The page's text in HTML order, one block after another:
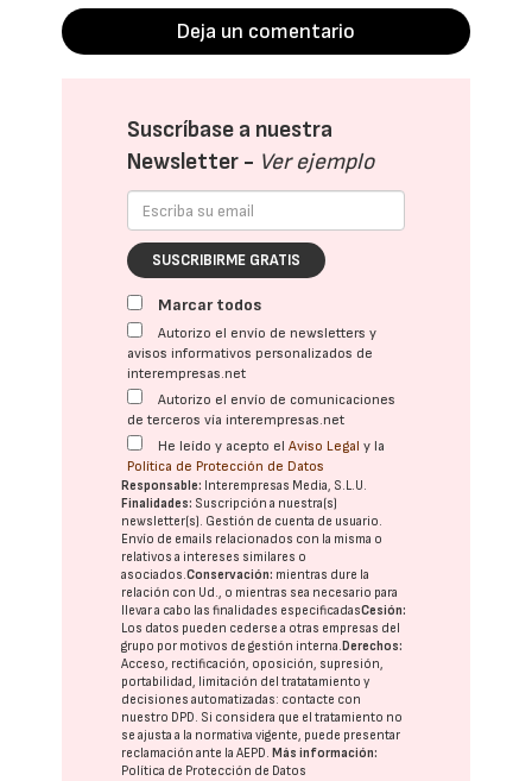
Deja un comentario
Suscríbase a nuestra
Newsletter - Ver ejemplo
SUSCRIBIRME GRATIS
Marcar todos
Autorizo el envío de newsletters y
avisos informativos personalizados de
interempresas.net
Autorizo el envío de comunicaciones
de terceros vía interempresas.net
He leído y acepto elAviso Legal y la
Política de Protección de Datos
Responsable: Interempresas Media, S.L.U.
Finalidades: Suscripción a nuestra(s)
newsletter(s). Gestión de cuenta de usuario.
Envío de emails relacionados con la misma o
relativos a intereses similares o
asociados.Conservación: mientras dure la
relación con Ud., o mientras sea necesario para
llevar a cabo las finalidades especificadasCesión:
Los datos pueden cederse a otras empresas del
grupo por motivos de gestión interna. Derechos:
Acceso, rectificación, oposición, supresión,
portabilidad, limitación del tratatamiento y
decisiones automatizadas: contacte con
nuestro DPD. Si considera que el tratamiento no
se ajusta a la normativa vigente, puede presentar
reclamación ante laAEPD. Más información:
Política de Protección de Datos